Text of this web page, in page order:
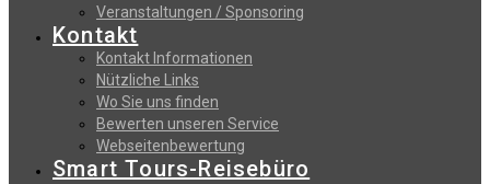
Veranstaltungen / Sponsoring
Kontakt
Kontakt Informationen
Nützliche Links
Wo Sie uns finden
Bewerten unseren Service
Webseitenbewertung
Smart Tours-Reisebüro